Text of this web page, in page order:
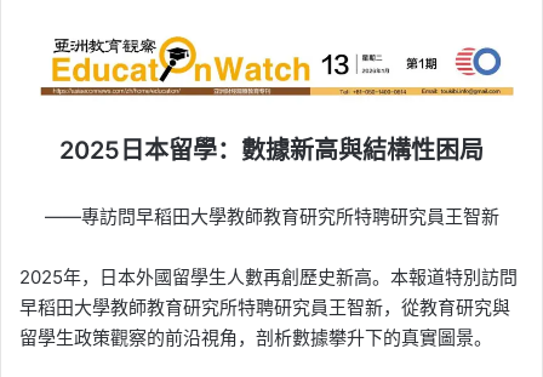
2025日本留學：數據新高與結構性困局
——專訪問早稻田大學教師教育研究所特聘研究員王智新
2025年，日本外國留學生人數再創歷史新高。本報道特別訪問
早稻田大學教師教育研究所特聘研究員王智新，從教育研究與
留學生政策觀察的前沿視角，剖析數據攀升下的真實圖景。